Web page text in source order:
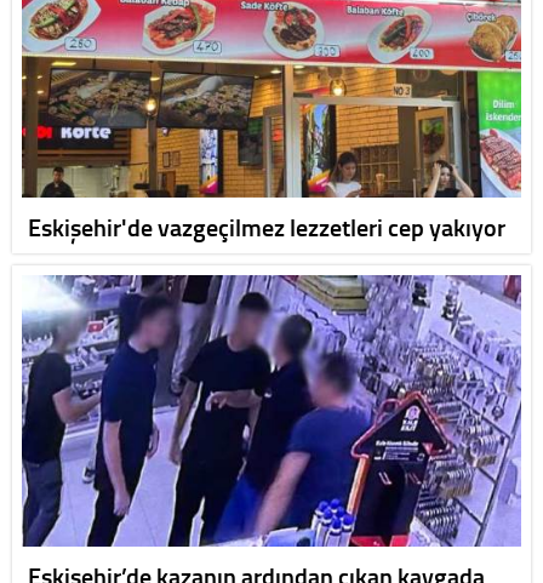
Eskişehir'de vazgeçilmez lezzetleri cep yakıyor
Eskişehir’de kazanın ardından çıkan kavgada